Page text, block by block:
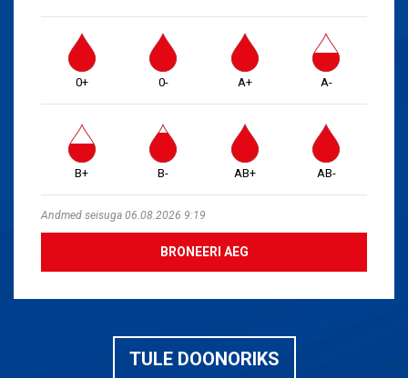
0+ 0- A+ A-
B+ B- AB+ AB-
Andmed seisuga 06.08.2026 9:19
BRONEERI AEG
TULE DOONORIKS